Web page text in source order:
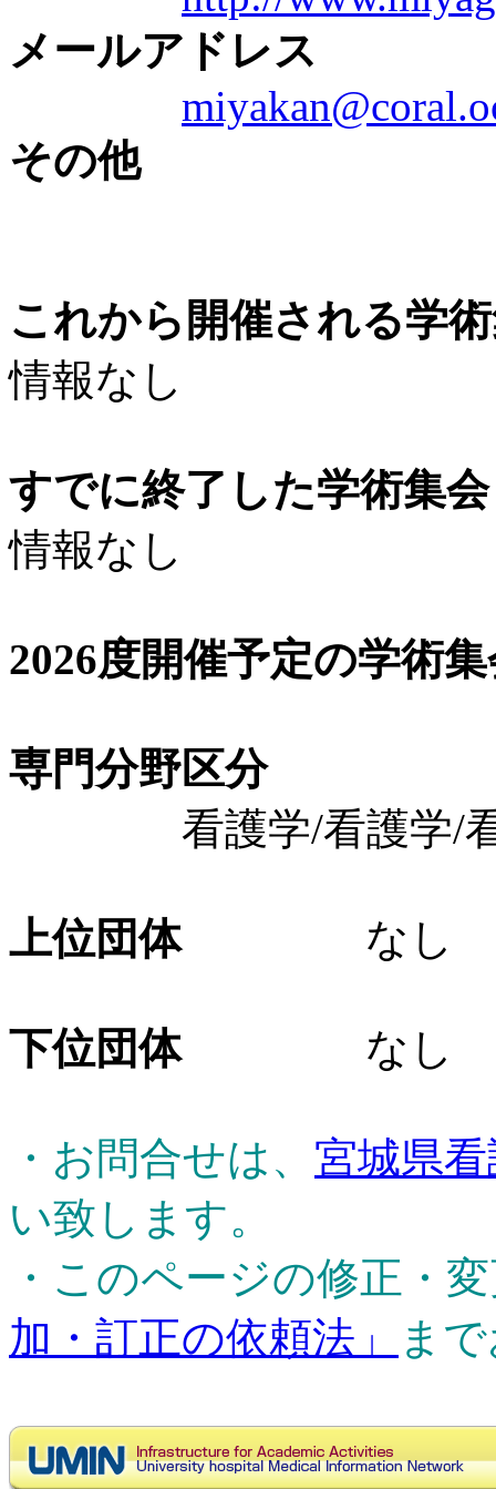
メールアドレス
その他
これから開催される学
情報なし
すでに終了した学術集
情報なし
2026度開催予定の学術
専門分野区分
看護学/看護学/看
上位団体なし
下位団体なし
・お問合せは、 宮城県
い致します。
・このページの修正・
加・訂正の依頼法」
ま